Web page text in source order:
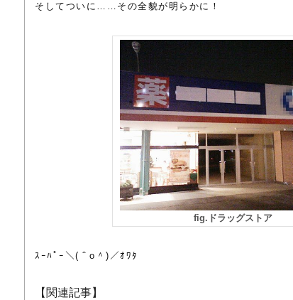
そしてついに……その全貌が明らかに！
fig.ドラッグストア
ｽｰﾊﾟｰ＼(＾o＾)／ｵﾜﾀ
【関連記事】